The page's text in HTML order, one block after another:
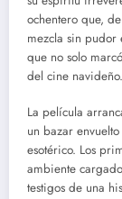
ochentero que,
mezcla sin
que no solo
del cine navideño.
La película
un bazar
esotérico. Los
ambiente
testigos de una